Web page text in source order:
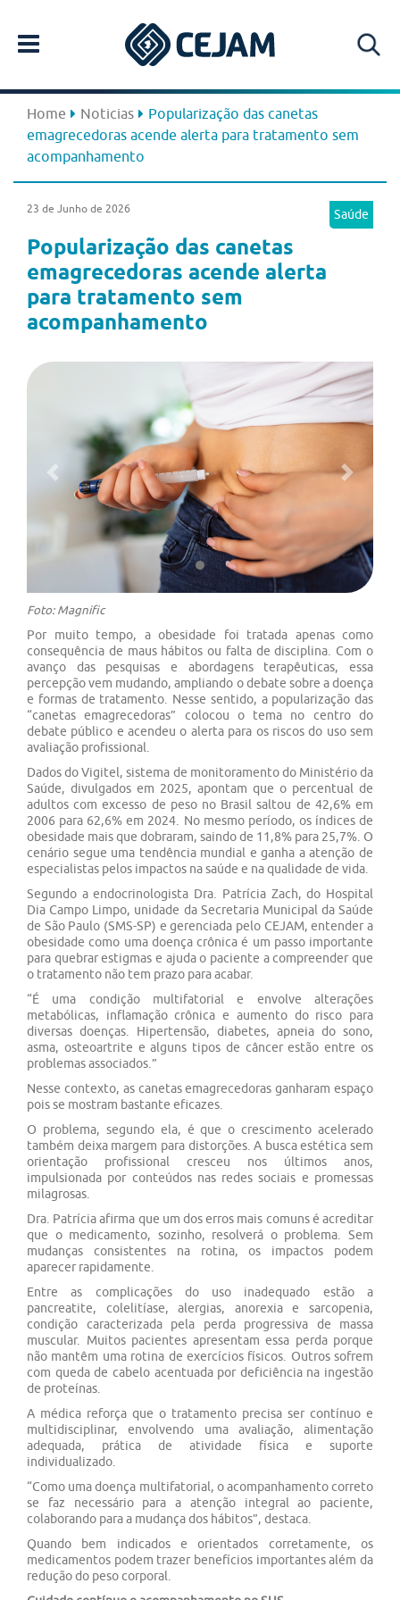
Home Noticias
Popularização das canetas
emagrecedoras acende alerta para tratamento sem
acompanhamento
Saúde
23 de Junho de 2026
Popularização das canetas
emagrecedoras acende alerta
para tratamento sem
acompanhamento
Previous Next
Foto: Magnific
Por muito tempo, a obesidade foi tratada apenas como
consequência de maus hábitos ou falta de disciplina. Com o
avanço das pesquisas e abordagens terapêuticas, essa
percepção vem mudando, ampliando o debate sobre a doença
e formas de tratamento. Nesse sentido, a popularização das
“canetas emagrecedoras” colocou o tema no centro do
debate público e acendeu o alerta para os riscos do uso sem
avaliação profissional.
Dados do Vigitel, sistema de monitoramento do Ministério da
Saúde, divulgados em 2025, apontam que o percentual de
adultos com excesso de peso no Brasil saltou de 42,6% em
2006 para 62,6% em 2024. No mesmo período, os índices de
obesidade mais que dobraram, saindo de 11,8% para 25,7%. O
cenário segue uma tendência mundial e ganha a atenção de
especialistas pelos impactos na saúde e na qualidade de vida.
Segundo a endocrinologista Dra. Patrícia Zach, do Hospital
Dia Campo Limpo, unidade da Secretaria Municipal da Saúde
de São Paulo (SMS-SP) e gerenciada pelo CEJAM, entender a
obesidade como uma doença crônica é um passo importante
para quebrar estigmas e ajuda o paciente a compreender que
o tratamento não tem prazo para acabar.
“É uma condição multifatorial e envolve alterações
metabólicas, inflamação crônica e aumento do risco para
diversas doenças. Hipertensão, diabetes, apneia do sono,
asma, osteoartrite e alguns tipos de câncer estão entre os
problemas associados.”
Nesse contexto, as canetas emagrecedoras ganharam espaço
pois se mostram bastante eficazes.
O problema, segundo ela, é que o crescimento acelerado
também deixa margem para distorções. A busca estética sem
orientação profissional cresceu nos últimos anos,
impulsionada por conteúdos nas redes sociais e promessas
milagrosas.
Dra. Patrícia afirma que um dos erros mais comuns é acreditar
que o medicamento, sozinho, resolverá o problema. Sem
mudanças consistentes na rotina, os impactos podem
aparecer rapidamente.
Entre as complicações do uso inadequado estão a
pancreatite, colelitíase, alergias, anorexia e sarcopenia,
condição caracterizada pela perda progressiva de massa
muscular. Muitos pacientes apresentam essa perda porque
não mantêm uma rotina de exercícios físicos. Outros sofrem
com queda de cabelo acentuada por deficiência na ingestão
de proteínas.
A médica reforça que o tratamento precisa ser contínuo e
multidisciplinar, envolvendo uma avaliação, alimentação
adequada, prática de atividade física e suporte
individualizado.
“Como uma doença multifatorial, o acompanhamento correto
se faz necessário para a atenção integral ao paciente,
colaborando para a mudança dos hábitos”, destaca.
Quando bem indicados e orientados corretamente, os
medicamentos podem trazer benefícios importantes além da
redução do peso corporal.